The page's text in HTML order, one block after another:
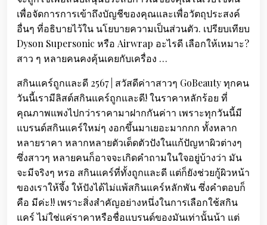
เพื่อจัดการการเข้าถึงบัญชีของคุณและเพื่อวัตถุประสงค์
อื่นๆ ที่อธิบายไว้ใน นโยบายความเป็นส่วนตัว. เปรียบเทียบ
Dyson Supersonic หรือ Airwrap อะไรดี เลือกให้เหมาะ?
สาว ๆ หลายคนคงคุ้นเคยกับเครื่อง …
สกินแคร์ถูกและดี 2567 | สวัสดีค่าาสาวๆ GoBeauty ทุกคน
วันนี้เรามีลิสต์สกินแคร์ถูกและดี! ในราคาหลักร้อย ที่
คุณภาพแพงไปกว่าราคามาฝากกันค่าา เพราะทุกวันนี้มี
แบรนด์สกินแคร์ใหม่ๆ งอกขึ้นมาเยอะมากกก ทั้งหลาก
หลายราคา หลากหลายตัวเด็ดตัวปังในแก้ปัญหาผิวต่างๆ
ซึ่งสาวๆ หลายคนก็อาจจะเกิดคำถามในใจอยู่บ้างว่า มัน
จะมีจริงๆ หรอ สกินแคร์ที่ทั้งถูกและดี แต่ก็ยังช่วยกู้ผิวหน้า
ของเราให้จึ้ง ให้ปังได้ไม่แพ้สกินแคร์หลักพัน ซึ่งคำตอบก็
คือ มีค่ะ!! เพราะสิ่งสำคัญอย่างหนึ่งในการเลือกใช้สกิน
แคร์ ไม่ใช่แค่ราคาหรือชื่อแบรนด์ของมันเท่านั้นน้า แต่